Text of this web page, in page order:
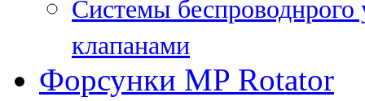
Системы
клапанами
Форсунки MP Rotator